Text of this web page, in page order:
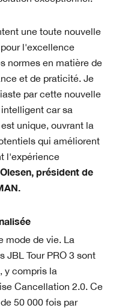
une toute nouvelle
l'excellence
normes en matière de
et de praticité. Je
par cette nouvelle
car sa
unique, ouvrant la
qui améliorent
l'expérience
président de
mode de vie. La
JBL Tour PRO 3 sont
y compris la
Cancellation 2.0. Ce
50 000 fois par